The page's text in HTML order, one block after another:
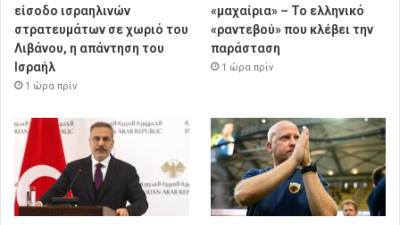
είσοδο ισραηλινών
στρατευμάτων σε χωριό του
Λιβάνου, η απάντηση του
Ισραήλ
1 ώρα πρίν
«μαχαίρια» – Το ελληνικό
«ραντεβού» που κλέβει την
παράσταση
1 ώρα πρίν